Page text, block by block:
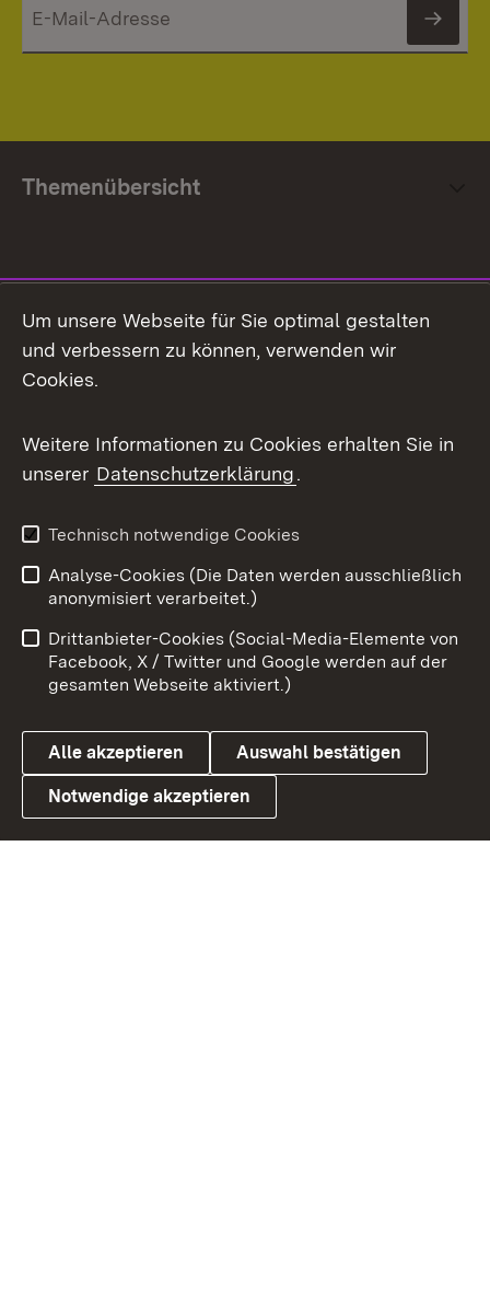
Themenübersicht
Facebook
X / Twitter
Youtube
Link zum Landesportal
Impressum
Kontakt
Barrierefreiheit
Datenschutz
Cookies
Um unsere Webseite für Sie optimal gestalten
und verbessern zu können, verwenden wir
Cookies.
Weitere Informationen zu Cookies erhalten Sie in
unserer Datenschutzerklärung.
Technisch notwendige Cookies
Analyse-Cookies (Die Daten werden ausschließlich
anonymisiert verarbeitet.)
Drittanbieter-Cookies (Social-Media-Elemente von
Facebook, X / Twitter und Google werden auf der
gesamten Webseite aktiviert.)
Alle akzeptieren Auswahl bestätigen
Notwendige akzeptieren